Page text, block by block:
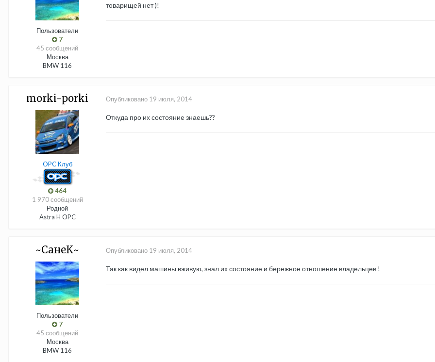
Пользователи
7
45 сообщений
Москва
BMW 116
товарищей нет )!
morki-porki
OPC Клуб
464
1 970 сообщений
Родной
Astra H OPC
Опубликовано 19 июля, 2014
Откуда про их состояние знаешь??
~СанеК~
Пользователи
7
45 сообщений
Москва
BMW 116
Опубликовано 19 июля, 2014
Так как видел машины вживую, знал их состояние и бережное отношение владельцев !